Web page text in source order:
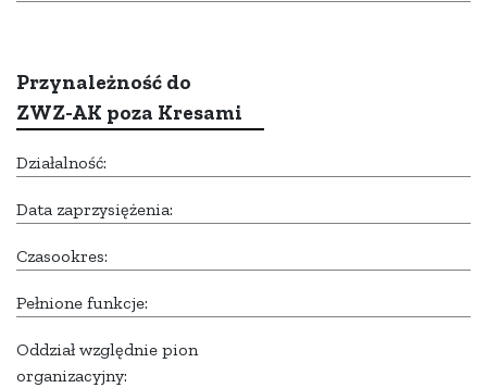
Przynależność do
ZWZ-AK poza Kresami
Działalność:
Data zaprzysiężenia:
Czasookres:
Pełnione funkcje:
Oddział względnie pion
organizacyjny: